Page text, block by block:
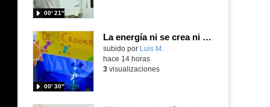
00′ 21″
La energía ni se crea ni se destruye... ¡se experimenta! El Tierno en la Feria Madrid es Ciencia 2026
Contenido educativo.
subido por Luis M.
00′ 30″
hace 14 horas
3visualizaciones